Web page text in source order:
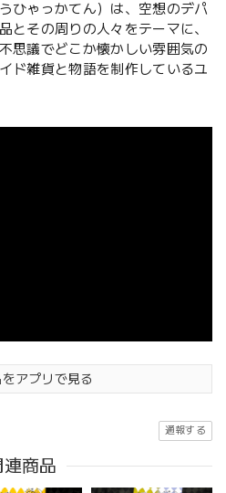
ひゃっかてん）は、空想のデパ
とその周りの人々をテーマに、
思議でどこか懐かしい雰囲気の
ド雑貨と物語を制作しているユ
アプリで見る
通報する
連商品